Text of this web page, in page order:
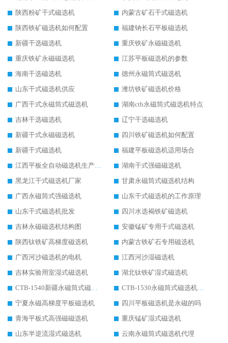
陕西粉矿干式磁选机
内蒙古矿石干式磁选机
陕西铁矿磁选机如何配置
福建钠长石平板磁选机
新疆干选磁选机
重庆铁矿永磁磁选机
重庆铁矿永磁磁选机
江苏平板磁选机的参数
海南干选磁选机
德州永磁筒式磁选机
山东干式磁选机供应
潍坊铁矿磁选机价格
广西干式永磁筒式磁选机
湖南ctb永磁筒式磁选机特点
吉林干选磁选机
辽宁干选磁选机
新疆干式永磁磁选机
四川铁矿磁选机如何配置
新疆干式磁选机
福建平板磁选机适用场合
江西平板全自动磁选机生产厂家
湖南干式强磁磁选机
黑龙江干式磁选机厂家
甘肃永磁筒式磁选机结构
广西永磁筒式强磁选机
山东干式磁选机的工作原理
山东干式磁选机批发
四川水选褐铁矿磁选机
吉林永磁磁选机结构图
安徽锰矿专用干式磁选机
陕西钛铁矿高梯度磁选机
内蒙古铁矿石专用磁选机
广西河沙磁选机的电机
江西河沙湿磁选机
吉林实验用室湿式磁选机
湖北钛铁矿湿式磁选机
CTB-1540新疆永磁筒式磁选机
CTB-1530永磁筒式磁选机代理商
宁夏永磁高梯度平板磁选机
四川平板磁选机是永磁的吗
青海平板式高强磁磁选机
重庆锰矿湿式磁选机
山东半逆流湿式磁选机
云南永磁筒式磁选机代理